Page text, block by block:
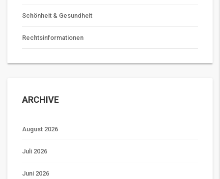
Schönheit & Gesundheit
Rechtsinformationen
ARCHIVE
August 2026
Juli 2026
Juni 2026